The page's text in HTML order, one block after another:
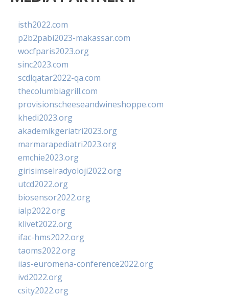
isth2022.com
p2b2pabi2023-makassar.com
wocfparis2023.org
sinc2023.com
scdlqatar2022-qa.com
thecolumbiagrill.com
provisionscheeseandwineshoppe.com
khedi2023.org
akademikgeriatri2023.org
marmarapediatri2023.org
emchie2023.org
girisimselradyoloji2022.org
utcd2022.org
biosensor2022.org
ialp2022.org
klivet2022.org
ifac-hms2022.org
taoms2022.org
iias-euromena-conference2022.org
ivd2022.org
csity2022.org